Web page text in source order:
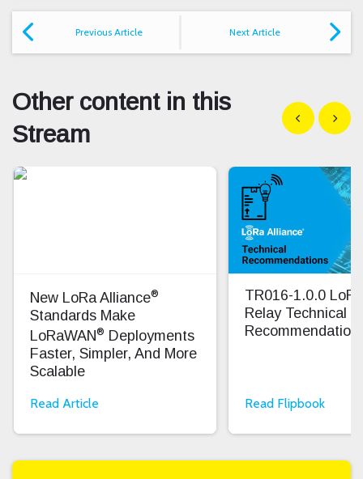
Previous Article Next Article
Other content in this
Stream
Show previous
Show
New LoRa Alliance®
Standards Make
LoRaWAN® Deployments
Faster, Simpler, And More
Scalable
Read Article
TR016-1.0.0
Relay Technical
Read Flipbook